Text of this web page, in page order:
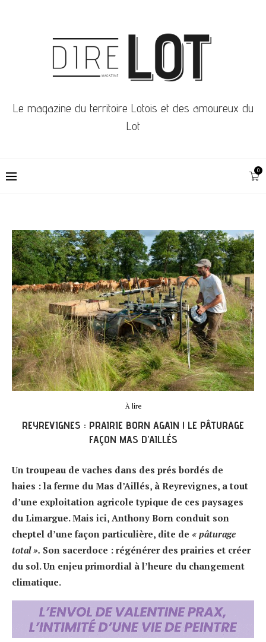
Le magazine du territoire Lotois et des amoureux du
Lot
0
À lire
REYREVIGNES : PRAIRIE BORN AGAIN ! LE PÂTURAGE
FAÇON MAS D’AILLÉS
Un troupeau de vaches dans des prés bordés de
haies : la ferme du Mas d’Aillés, à Reyrevignes, a tout
d’une exploitation agricole typique de ces paysages
du Limargue. Mais ici, Anthony Born conduit son
cheptel d’une façon particulière, dite de « pâturage
total ». Son sacerdoce : régénérer des prairies et créer
du sol. Un enjeu primordial à l’heure du changement
climatique.